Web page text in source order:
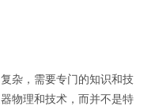
杂，需要专门的知识和技
物理和技术，而并不是特